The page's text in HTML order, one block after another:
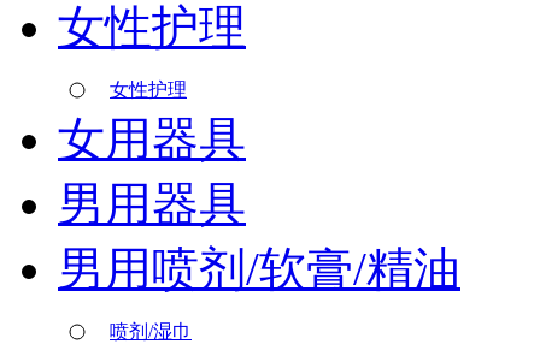
女性护理
女性护理
女用器具
男用器具
男用喷剂/软膏/精油
喷剂/湿巾